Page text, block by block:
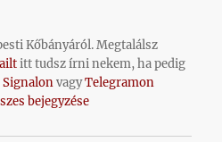
Kőbányáról. Megtalálsz
itt tudsz írni nekem, ha pedig
SignalonvagyTelegramon
bejegyzése